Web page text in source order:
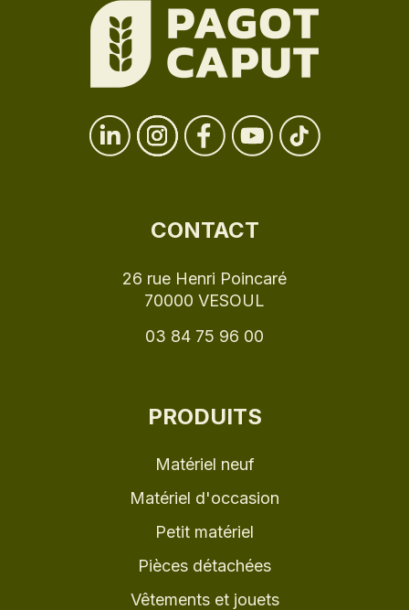
CONTACT
26 rue Henri Poincaré
70000 VESOUL
03 84 75 96 00
PRODUITS
Matériel neuf
Matériel d'occasion
Petit matériel
Pièces détachées
Vêtements et jouets